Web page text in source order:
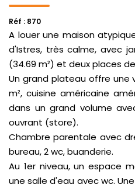
Réf : 870
A louer une maison
d'Istres, très calme, avec
(34.69 m²) et deux places
Un grand plateau offre une
m², cuisine américaine
dans un grand volume
ouvrant (store).
Chambre parentale avec
bureau, 2 wc, buanderie.
Au 1er niveau, un espace
une salle d'eau avec wc.